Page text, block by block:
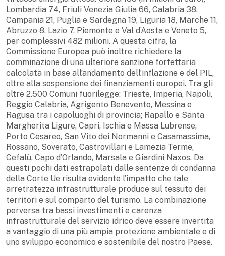
Lombardia 74, Friuli Venezia Giulia 66, Calabria 38,
Campania 21, Puglia e Sardegna 19, Liguria 18, Marche 11,
Abruzzo 8, Lazio 7, Piemonte e Val d’Aosta e Veneto 5,
per complessivi 482 milioni. A questa cifra, la
Commissione Europea può inoltre richiedere la
comminazione di una ulteriore sanzione forfettaria
calcolata in base all’andamento dell’inflazione e del PIL,
oltre alla sospensione dei finanziamenti europei. Tra gli
oltre 2.500 Comuni fuorilegge: Trieste, Imperia, Napoli,
Reggio Calabria, Agrigento Benevento, Messina e
Ragusa tra i capoluoghi di provincia; Rapallo e Santa
Margherita Ligure, Capri, Ischia e Massa Lubrense,
Porto Cesareo, San Vito dei Normanni e Casamassima,
Rossano, Soverato, Castrovillari e Lamezia Terme,
Cefalù, Capo d’Orlando, Marsala e Giardini Naxos. Da
questi pochi dati estrapolati dalle sentenze di condanna
della Corte Ue risulta evidente l’impatto che tale
arretratezza infrastrutturale produce sul tessuto dei
territori e sul comparto del turismo. La combinazione
perversa tra bassi investimenti e carenza
infrastrutturale del servizio idrico deve essere invertita
a vantaggio di una più ampia protezione ambientale e di
uno sviluppo economico e sostenibile del nostro Paese.